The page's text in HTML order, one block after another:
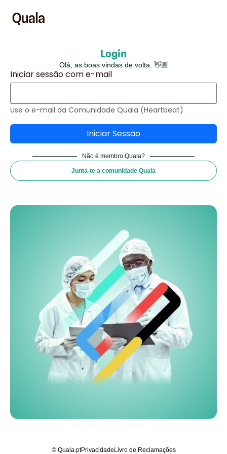
Login
Olá, as boas vindas de volta. 👋🏼
Iniciar sessão com e-mail
Use o e-mail da Comunidade Quala (Heartbeat)
Não é membro Quala?
Junta-te a comunidade Quala
© Quala.ptPrivacidade Livro de Reclamações